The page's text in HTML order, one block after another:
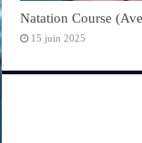
Natation Course
15 juin 2025